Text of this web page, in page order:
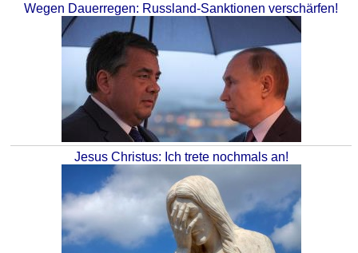
Wegen Dauerregen: Russland-Sanktionen verschärfen!
Jesus Christus: Ich trete nochmals an!